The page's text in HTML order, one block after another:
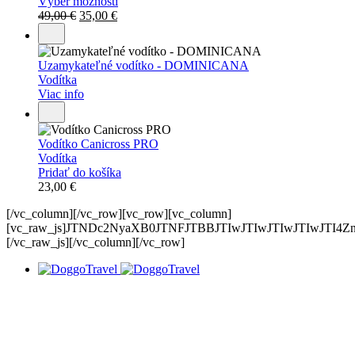
49,00€ Original
49,00 €.
35,00 €Current
is:
35,00 €.
Uzamykateľné vodítko - DOMINICANA
Vodítka
Viac info
Vodítko Canicross PRO
Vodítka
Pridať do košíka
23,00 €
[/vc_column][/vc_row][vc_row][vc_column]
[/vc_raw_js][/vc_column][/vc_row]